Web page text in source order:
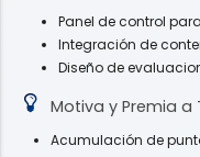
Panel de control
Integración de
Diseño de
Motiva y Premia
Acumulación de